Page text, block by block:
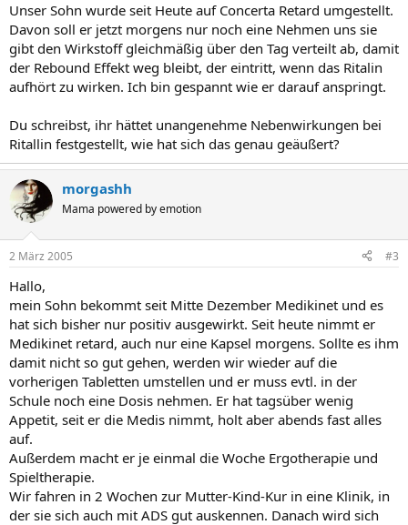
Unser Sohn wurde seit Heute auf Concerta Retard umgestellt.
Davon soll er jetzt morgens nur noch eine Nehmen uns sie
gibt den Wirkstoff gleichmäßig über den Tag verteilt ab, damit
der Rebound Effekt weg bleibt, der eintritt, wenn das Ritalin
aufhört zu wirken. Ich bin gespannt wie er darauf anspringt.
Du schreibst, ihr hättet unangenehme Nebenwirkungen bei
Ritallin festgestellt, wie hat sich das genau geäußert?
morgashh
Mama powered by emotion
2 März 2005 #3
Hallo,
mein Sohn bekommt seit Mitte Dezember Medikinet und es
hat sich bisher nur positiv ausgewirkt. Seit heute nimmt er
Medikinet retard, auch nur eine Kapsel morgens. Sollte es ihm
damit nicht so gut gehen, werden wir wieder auf die
vorherigen Tabletten umstellen und er muss evtl. in der
Schule noch eine Dosis nehmen. Er hat tagsüber wenig
Appetit, seit er die Medis nimmt, holt aber abends fast alles
auf.
Außerdem macht er je einmal die Woche Ergotherapie und
Spieltherapie.
Wir fahren in 2 Wochen zur Mutter-Kind-Kur in eine Klinik, in
der sie sich auch mit ADS gut auskennen. Danach wird sich